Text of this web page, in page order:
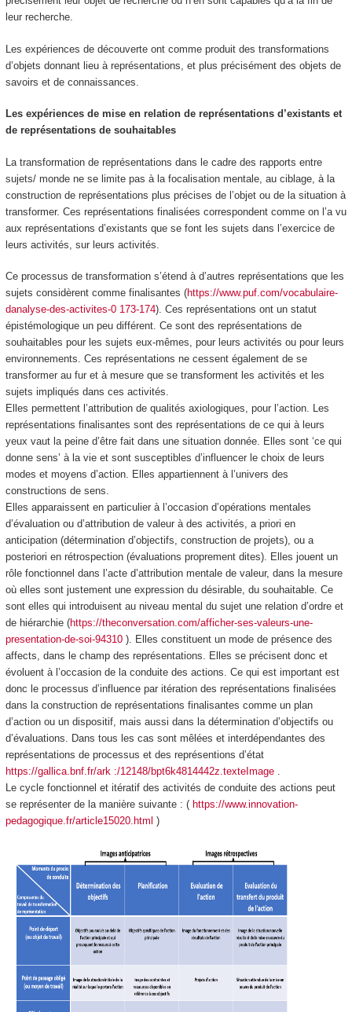
leur recherche.
Les expériences de découverte ont comme produit des transformations
d’objets donnant lieu à représentations, et plus précisément des objets de
savoirs et de connaissances.
Les expériences de mise en relation de représentations d’existants et
de représentations de souhaitables
La transformation de représentations dans le cadre des rapports entre
sujets/ monde ne se limite pas à la focalisation mentale, au ciblage, à la
construction de représentations plus précises de l’objet ou de la situation à
transformer. Ces représentations finalisées correspondent comme on l’a vu
aux représentations d’existants que se font les sujets dans l’exercice de
leurs activités, sur leurs activités.
Ce processus de transformation s’étend à d’autres représentations que les
sujets considèrent comme finalisantes (https://www.puf.com/vocabulaire-
danalyse-des-activites-0 173-174). Ces représentations ont un statut
épistémologique un peu différent. Ce sont des représentations de
souhaitables pour les sujets eux-mêmes, pour leurs activités ou pour leurs
environnements. Ces représentations ne cessent également de se
transformer au fur et à mesure que se transforment les activités et les
sujets impliqués dans ces activités.
Elles permettent l’attribution de qualités axiologiques, pour l’action. Les
représentations finalisantes sont des représentations de ce qui à leurs
yeux vaut la peine d’être fait dans une situation donnée. Elles sont ‘ce qui
donne sens’ à la vieet sont susceptibles d’influencer le choix de leurs
modes et moyens d’action. Elles appartiennent à l’univers des
constructions de sens.
Elles apparaissent en particulier à l’occasion d’opérations mentales
d’évaluation ou d’attribution de valeur à des activités, a priori en
anticipation (détermination d’objectifs, construction de projets), ou a
posteriori en rétrospection (évaluations proprement dites). Elles jouent un
rôle fonctionnel dans l’acte d’attribution mentale de valeur, dans la mesure
où elles sont justement une expression du désirable, du souhaitable. Ce
sont elles qui introduisent au niveau mental du sujet une relation d’ordre et
de hiérarchie (https://theconversation.com/afficher-ses-valeurs-une-
presentation-de-soi-94310). Elles constituent un mode de présence des
affects, dans le champ des représentations. Elles se précisent donc et
évoluent à l’occasion de la conduite des actions. Ce qui est important est
donc le processus d’influence par itération des représentations finalisées
dans la construction de représentations finalisantes comme un plan
d’action ou un dispositif, mais aussi dans la détermination d’objectifs ou
d’évaluations. Dans tous les cas sont mêlées et interdépendantes des
représentations de processus et des représentions d’état
https://gallica.bnf.fr/ark :/12148/bpt6k4814442z.texteImage.
Le cycle fonctionnel et itératif des activités de conduite des actions peut
se représenter de la manière suivante : ( https://www.innovation-
pedagogique.fr/article15020.html )